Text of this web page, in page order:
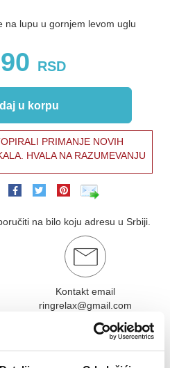
na lupu u gornjem levom uglu
RSD
u korpu
PRIMANJE NOVIH
HVALA NA RAZUMEVANJU
na bilo koju adresu u Srbiji.
Kontakt email
ringrelax@gmail.com
★★★★